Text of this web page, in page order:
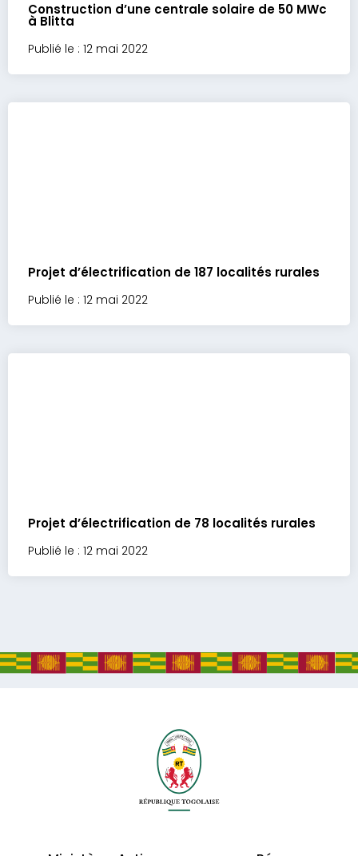
Construction d’une centrale solaire de 50 MWc
à Blitta
Publié le : 12 mai 2022
Projet d’électrification de 187 localités rurales
Publié le : 12 mai 2022
Projet d’électrification de 78 localités rurales
Publié le : 12 mai 2022